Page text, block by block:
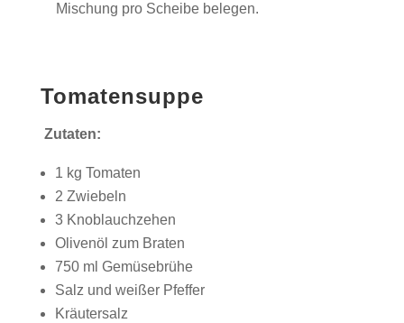
Mischung pro Scheibe belegen.
Tomatensuppe
Zutaten:
1 kg Tomaten
2 Zwiebeln
3 Knoblauchzehen
Olivenöl zum Braten
750 ml Gemüsebrühe
Salz und weißer Pfeffer
Kräutersalz